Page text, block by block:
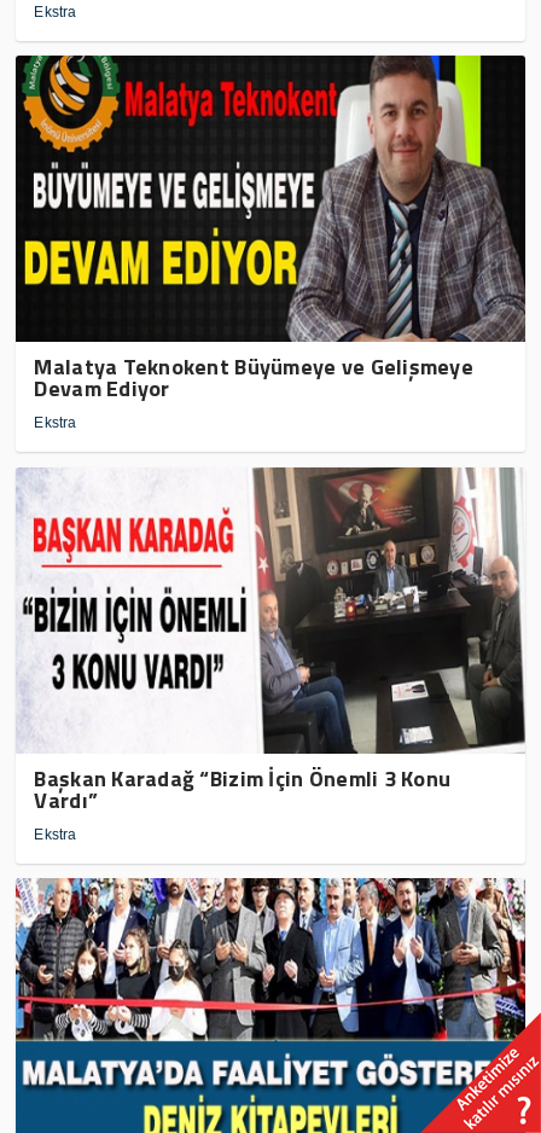
Ekstra
Malatya Teknokent Büyümeye ve Gelişmeye
Devam Ediyor
Ekstra
Başkan Karadağ “Bizim İçin Önemli 3 Konu
Vardı”
Ekstra